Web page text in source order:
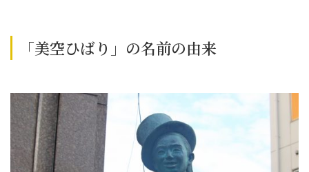
「美空ひばり」の名前の由来